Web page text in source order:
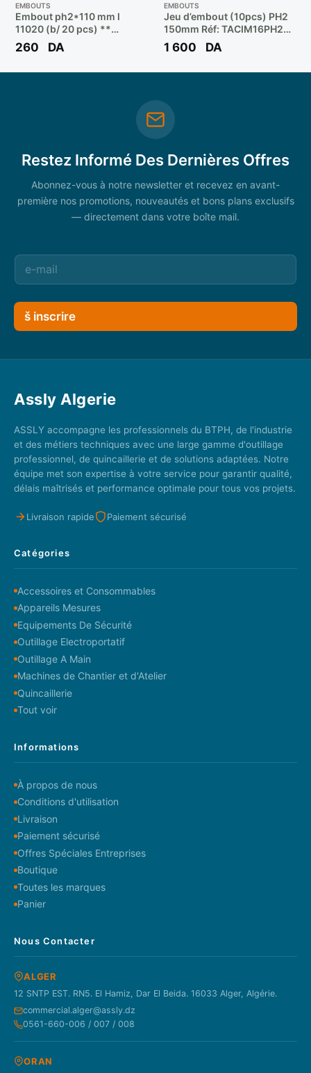
EMBOUTS
Embout ph2*110 mm l
11020 (b/ 20 pcs) **
DIAGER
260 DA
EMBOUTS
Jeu d’embout (10pcs) PH2
150mm Réf: TACIM16PH263
** TOTAL
1 600 DA
Restez Informé Des Dernières Offres
Abonnez-vous à notre newsletter et recevez en avant-
première nos promotions, nouveautés et bons plans exclusifs
— directement dans votre boîte mail.
š inscrire
Assly Algerie
ASSLY accompagne les professionnels du BTPH, de l'industrie
et des métiers techniques avec une large gamme d'outillage
professionnel, de quincaillerie et de solutions adaptées. Notre
équipe met son expertise à votre service pour garantir qualité,
délais maîtrisés et performance optimale pour tous vos projets.
Livraison rapide Paiement sécurisé
Catégories
Accessoires et Consommables
Appareils Mesures
Equipements De Sécurité
Outillage Electroportatif
Outillage A Main
Machines de Chantier et d'Atelier
Quincaillerie
Tout voir
Informations
À propos de nous
Conditions d'utilisation
Livraison
Paiement sécurisé
Offres Spéciales Entreprises
Boutique
Toutes les marques
Panier
Nous Contacter
ALGER
12 SNTP EST. RN5. El Hamiz, Dar El Beida. 16033 Alger, Algérie.
commercial.alger@assly.dz
0561-660-006 / 007 / 008
ORAN